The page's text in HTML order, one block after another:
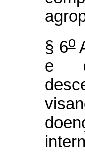
§ 6o
e